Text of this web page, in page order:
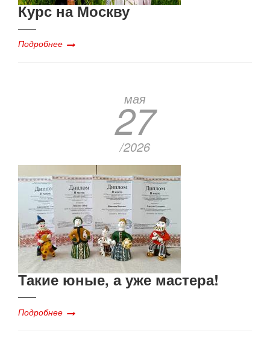
Курс на Москву
Подробнее
мая
27
/2026
Такие юные, а уже мастера!
Подробнее